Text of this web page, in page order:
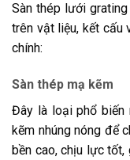
Sàn thép lưới
trên vật liệu, kết cấu
chính:
Sàn thép mạ kẽm
Đây là loại phổ biến
kẽm nhúng nóng để
bền cao, chịu lực